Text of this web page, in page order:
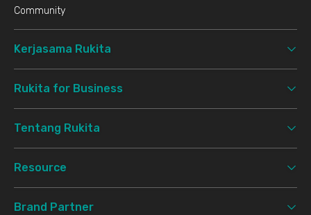
Community
Kerjasama Rukita
Rukita for Business
Tentang Rukita
Resource
Brand Partner